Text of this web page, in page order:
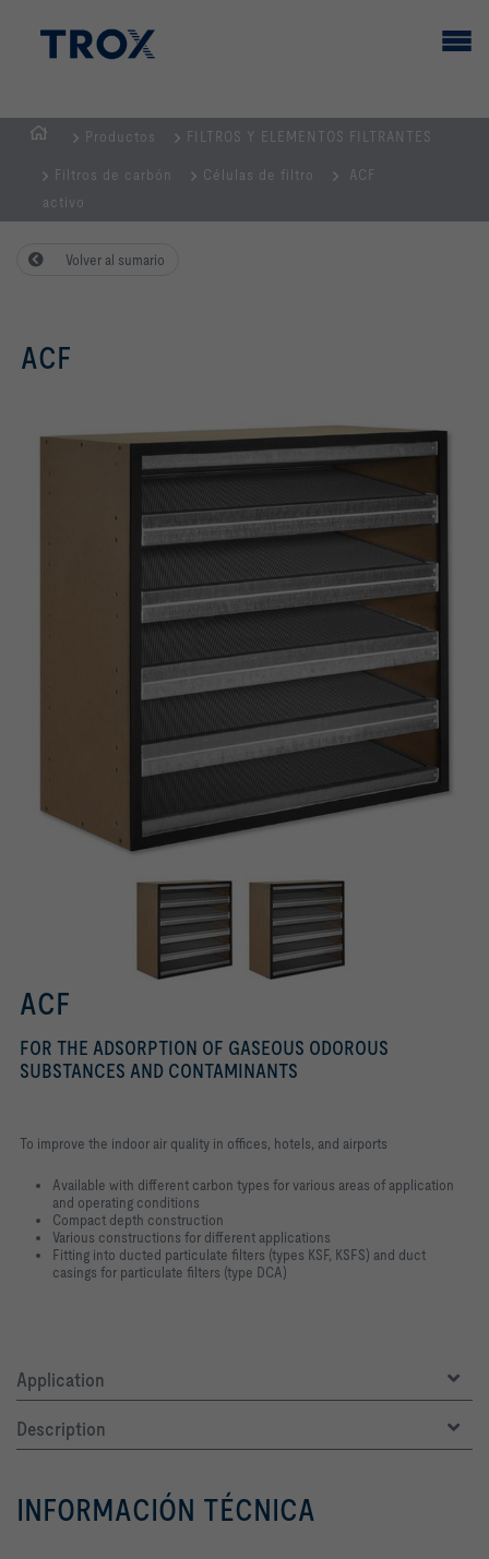
PRINCIPAL
Productos FILTROS Y ELEMENTOS FILTRANTES
Filtros de carbón
activo
Células de filtro ACF
Volver al sumario
ACF
ACF
FOR THE ADSORPTION OF GASEOUS ODOROUS
SUBSTANCES AND CONTAMINANTS
To improve the indoor air quality in offices, hotels, and airports
Available with different carbon types for various areas of application
and operating conditions
Compact depth construction
Various constructions for different applications
Fitting into ducted particulate filters (types KSF, KSFS) and duct
casings for particulate filters (type DCA)
Application
Description
INFORMACIÓN TÉCNICA